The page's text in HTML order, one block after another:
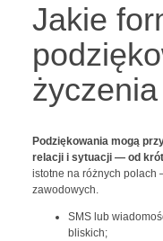
Jakie
Podziękowania mogą
relacji i sytuacji — od
istotne na różnych polach
zawodowych.
SMS lub
bliskich;